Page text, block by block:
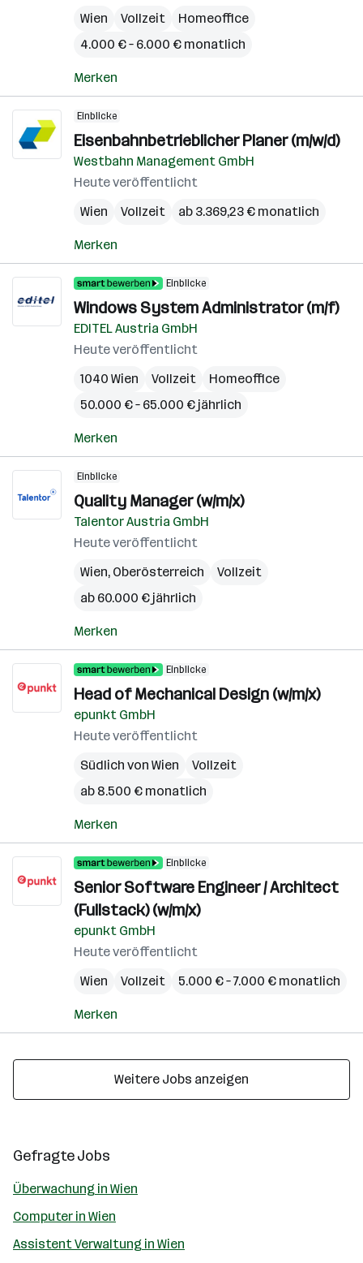
Wien
Vollzeit
Homeoffice
4.000 € – 6.000 € monatlich
Merken
Einblicke
Eisenbahnbetrieblicher Planer (m/w/d)
Westbahn Management GmbH
Heute veröffentlicht
Wien
Vollzeit ab 3.369,23 € monatlich
Merken
Einblicke
Windows System Administrator (m/f)
EDITEL Austria GmbH
Heute veröffentlicht
1040 Wien
Vollzeit
Homeoffice
50.000 € – 65.000 € jährlich
Merken
Einblicke
Quality Manager (w/m/x)
Talentor Austria GmbH
Heute veröffentlicht
Wien, Oberösterreich
Vollzeit
ab 60.000 € jährlich
Merken
Einblicke
Head of Mechanical Design (w/m/x)
epunkt GmbH
Heute veröffentlicht
Südlich von Wien
Vollzeit
ab 8.500 € monatlich
Merken
Einblicke
Senior Software Engineer / Architect
(Fullstack) (w/m/x)
epunkt GmbH
Heute veröffentlicht
Wien
Vollzeit 5.000 € – 7.000 € monatlich
Merken
Weitere Jobs anzeigen
Gefragte Jobs
Überwachung in Wien
Computer in Wien
Assistent Verwaltung in Wien